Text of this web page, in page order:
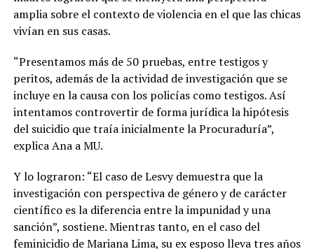
amplia sobre el contexto de violencia en el que las chicas
vivían en sus casas.
“Presentamos más de 50 pruebas, entre testigos y
peritos, además de la actividad de investigación que se
incluye en la causa con los policías como testigos. Así
intentamos controvertir de forma jurídica la hipótesis
del suicidio que traía inicialmente la Procuraduría”,
explica Ana a MU.
Y lo lograron: “El caso de Lesvy demuestra que la
investigación con perspectiva de género y de carácter
científico es la diferencia entre la impunidad y una
sanción”, sostiene. Mientras tanto, en el caso del
feminicidio de Mariana Lima, su ex esposo lleva tres años